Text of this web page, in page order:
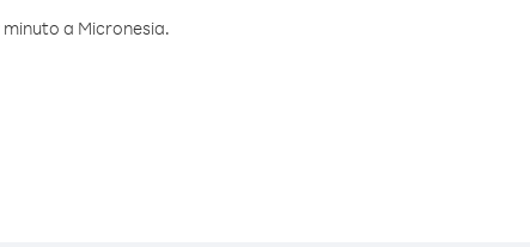
a Micronesia.